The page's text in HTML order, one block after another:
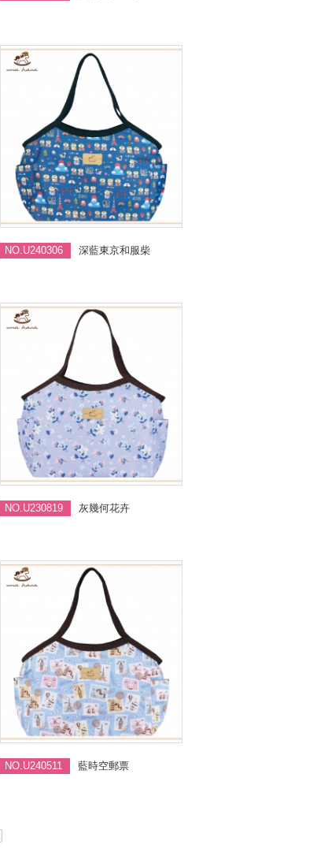
NO.U240306 深藍東京和服柴
NO.U230819 灰幾何花卉
NO.U240511 藍時空郵票